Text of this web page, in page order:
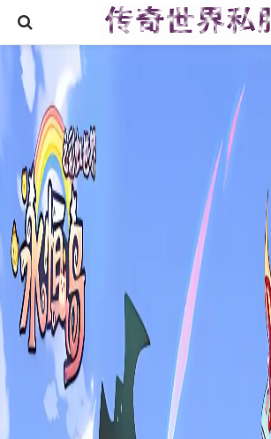
首页
找sf999传奇发布网
传奇搜服
热门私服
新开传奇网站
刚开一秒传奇
新开传奇网站专区